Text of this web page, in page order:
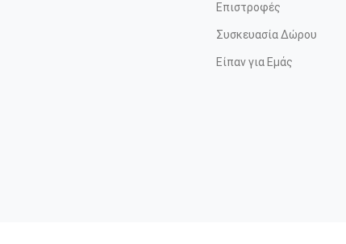
Επιστροφές
Συσκευασία Δώρου
Είπαν για Εμάς